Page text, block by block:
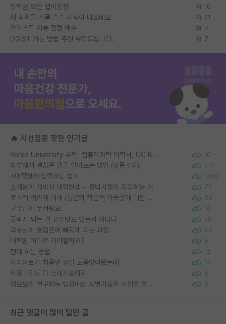
장학금 모은 랩비통장 10
AI 학회들 거품 슬슬 지적이 나오네요 21
카이스트 서류 전형 배수 7
DGIST 가는 방법 추천 부탁드립니다. 7
🔥 시선집중 핫한 인기글
Korea University 수학, 컴퓨터과학 이학사, UC Berkeley 산업공학 대학원 공학박사가 되는 것은 쉽지 않겠죠? 10
외부에서 괜찮은 랩을 알아보는 방법 (장문주의) 274
<대학원에 입학하는 법> 1388
소재분야 석박사 대학원생 + 물박사들이 착각하는 거 72
포스텍 억까에 대해 (동문의 학문적 아웃풋에 대한 반박) 50
교수님이 무서워요 16
물박사 되는 건 교수탓도 있는거 아니냐 29
교수님이 슬럼프에 빠지게 되는 과정 40
대학원 어디로 가야할까요? 5
편애 하는 방법 12
이사이트가 처음엔 정말 도움많이됐는데 13
커뮤니티는 다 쓰레기통이지 5
정보보안 연구하는 입장에선 식별가능한 사진을 올리는건 비추이긴함 5
최근 댓글이 많이 달린 글